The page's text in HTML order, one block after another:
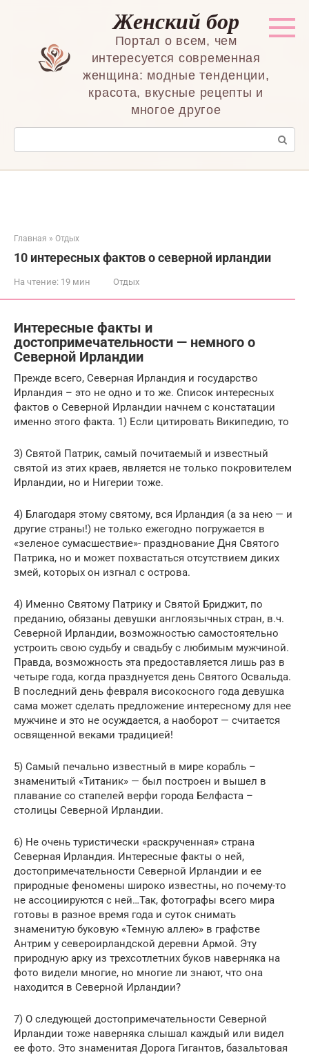
Женский бор
Портал о всем, чем
интересуется современная
женщина: модные тенденции,
красота, вкусные рецепты и
многое другое
Поиск:
Главная » Отдых
10 интересных фактов о северной ирландии
На чтение: 19 мин Отдых
Интересные факты и
достопримечательности — немного о
Северной Ирландии
Прежде всего, Северная Ирландия и государство
Ирландия – это не одно и то же. Список интересных
фактов о Северной Ирландии начнем с констатации
именно этого факта. 1) Если цитировать Википедию, то
3) Святой Патрик, самый почитаемый и известный
святой из этих краев, является не только покровителем
Ирландии, но и Нигерии тоже.
4) Благодаря этому святому, вся Ирландия (а за нею — и
другие страны!) не только ежегодно погружается в
«зеленое сумасшествие»- празднование Дня Святого
Патрика, но и может похвастаться отсутствием диких
змей, которых он изгнал с острова.
4) Именно Святому Патрику и Святой Бриджит, по
преданию, обязаны девушки англоязычных стран, в.ч.
Северной Ирландии, возможностью самостоятельно
устроить свою судьбу и свадьбу с любимым мужчиной.
Правда, возможность эта предоставляется лишь раз в
четыре года, когда празднуется день Святого Освальда.
В последний день февраля високосного года девушка
сама может сделать предложение интересному для нее
мужчине и это не осуждается, а наоборот — считается
освященной веками традицией!
5) Самый печально известный в мире корабль –
знаменитый «Титаник» — был построен и вышел в
плавание со стапелей верфи города Белфаста –
столицы Северной Ирландии.
6) Не очень туристически «раскрученная» страна
Северная Ирландия. Интересные факты о ней,
достопримечательности Северной Ирландии и ее
природные феномены широко известны, но почему-то
не ассоциируются с ней…Так, фотографы всего мира
готовы в разное время года и суток снимать
знаменитую буковую «Темную аллею» в графстве
Антрим у североирландской деревни Армой. Эту
природную арку из трехсотлетних буков наверняка на
фото видели многие, но многие ли знают, что она
находится в Северной Ирландии?
7) О следующей достопримечательности Северной
Ирландии тоже наверняка слышал каждый или видел
ее фото. Это знаменитая Дорога Гигантов, базальтовая